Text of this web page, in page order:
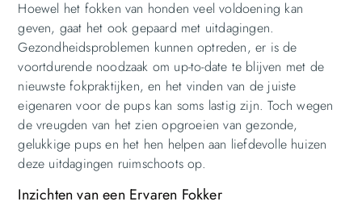
Hoewel het fokken van honden veel voldoening kan
geven, gaat het ook gepaard met uitdagingen.
Gezondheidsproblemen kunnen optreden, er is de
voortdurende noodzaak om up-to-date te blijven met de
nieuwste fokpraktijken, en het vinden van de juiste
eigenaren voor de pups kan soms lastig zijn. Toch wegen
de vreugden van het zien opgroeien van gezonde,
gelukkige pups en het hen helpen aan liefdevolle huizen
deze uitdagingen ruimschoots op.
Inzichten van een Ervaren Fokker